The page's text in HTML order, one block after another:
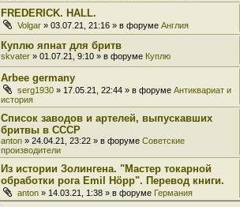
FREDERICK. HALL.
Volgar » 03.07.21, 21:16 » в форуме Англия
Куплю япнат для бритв
skvater » 01.07.21, 9:10 » в форуме Куплю
Arbee germany
serg1930 » 17.05.21, 22:44 » в форуме Антиквариат и
история
Список заводов и артелей, выпускавших
бритвы в СССР
anton » 24.04.21, 23:22 » в форуме Советские
производители
Из истории Золингена. "Мастер токарной
обработки рога Emil Höpp". Перевод книги.
anton » 14.03.21, 1:38 » в форуме Германия